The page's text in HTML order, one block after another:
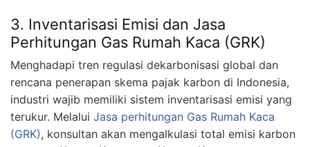
3. Inventarisasi Emisi dan Jasa
Perhitungan Gas Rumah Kaca (GRK)
Menghadapi tren regulasi dekarbonisasi global dan
rencana penerapan skema pajak karbon di Indonesia,
industri wajib memiliki sistem inventarisasi emisi yang
terukur. Melalui Jasa perhitungan Gas Rumah Kaca
(GRK), konsultan akan mengalkulasi total emisi karbon